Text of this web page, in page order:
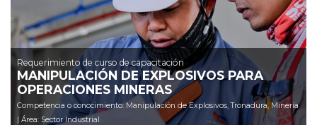
Requerimiento de curso de capacitación
MANIPULACIÓN DE EXPLOSIVOS PARA
OPERACIONES MINERAS
Competencia o conocimiento: Manipulación de Explosivos, Tronadura, Minería
| Área: Sector Industrial